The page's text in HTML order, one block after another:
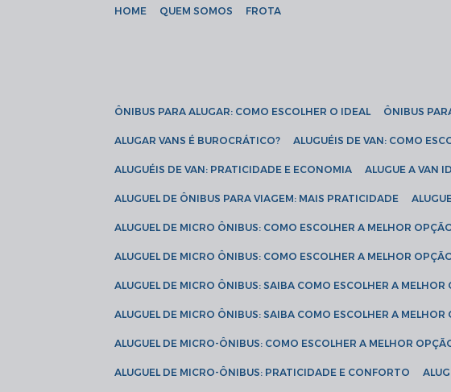
HOME QUEM SOMOS FROTA
ÔNIBUS PARA ALUGAR: COMO ESCOLHER O IDEAL ÔNIBUS
ALUGAR VANS É BUROCRÁTICO? ALUGUÉIS DE VAN: COMO
ALUGUÉIS DE VAN: PRATICIDADE E ECONOMIA ALUGUE A VAN
ALUGUEL DE ÔNIBUS PARA VIAGEM: MAIS PRATICIDADE
ALUGUEL DE MICRO ÔNIBUS: COMO ESCOLHER A MELHOR
ALUGUEL DE MICRO ÔNIBUS: COMO ESCOLHER A MELHOR
ALUGUEL DE MICRO ÔNIBUS: SAIBA COMO ESCOLHER A
ALUGUEL DE MICRO ÔNIBUS: SAIBA COMO ESCOLHER A
ALUGUEL DE MICRO-ÔNIBUS: COMO ESCOLHER A MELHOR
ALUGUEL DE MICRO-ÔNIBUS: PRATICIDADE E CONFORTO